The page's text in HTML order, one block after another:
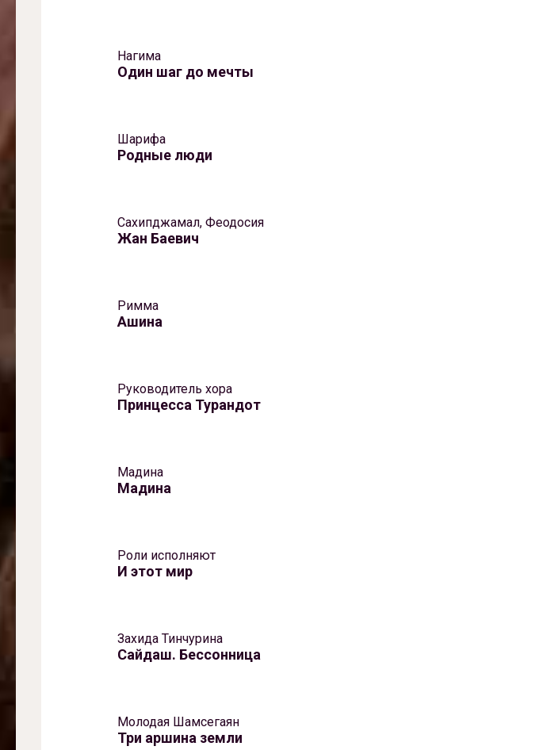
Нагима
Один шаг до мечты
Шарифа
Родные люди
Сахипджамал, Феодосия
Жан Баевич
Римма
Ашина
Руководитель хора
Принцесса Турандот
Мадина
Мадина
Роли исполняют
И этот мир
Захида Тинчурина
Сайдаш. Бессонница
Молодая Шамсегаян
Три аршина земли